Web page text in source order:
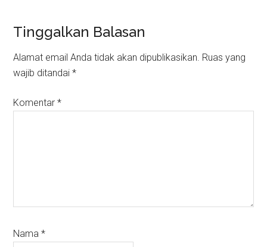
Reader
Interactions
Tinggalkan Balasan
Alamat email Anda tidak akan dipublikasikan. Ruas yang
wajib ditandai*
Komentar*
Nama*